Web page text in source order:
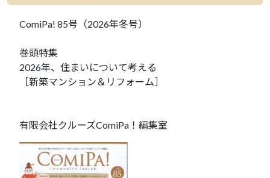
ComiPa! 85号（2026年冬号）
巻頭特集
2026年、住まいについて考える
［新築マンション＆リフォーム］
有限会社クルーズComiPa！編集室